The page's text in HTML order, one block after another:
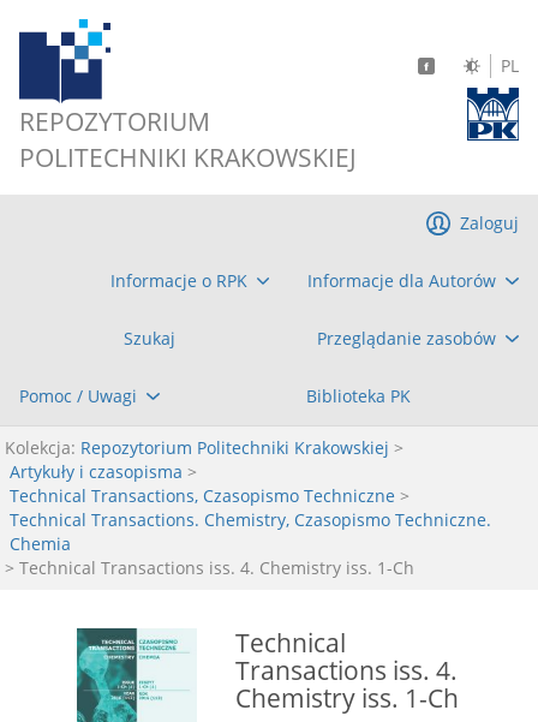
REPOZYTORIUM
POLITECHNIKI KRAKOWSKIEJ
PL
Informacje o RPK Informacje dla Autorów
Szukaj Przeglądanie zasobów
Pomoc / Uwagi Biblioteka PK
Zaloguj
Kolekcja: Repozytorium Politechniki Krakowskiej >
Artykuły i czasopisma >
Technical Transactions, Czasopismo Techniczne >
Technical Transactions. Chemistry, Czasopismo Techniczne.
Chemia
> Technical Transactions iss. 4. Chemistry iss. 1-Ch
Technical
Transactions iss. 4.
Chemistry iss. 1-Ch